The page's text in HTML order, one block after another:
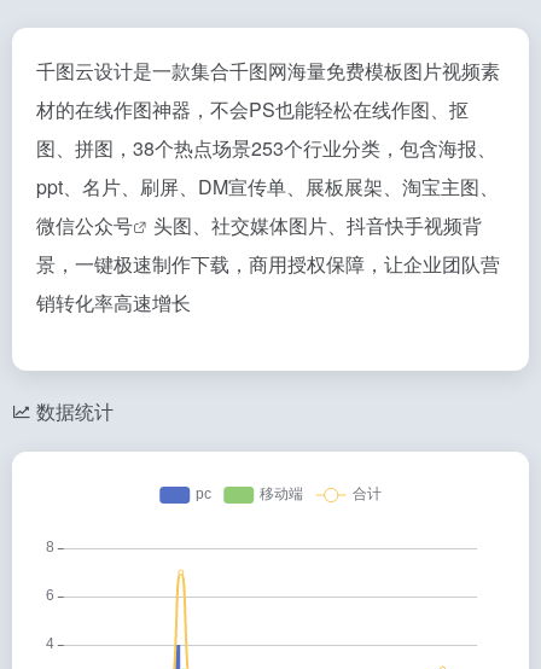
千图云设计是一款集合千图网海量免费模板图片视频素
材的在线作图神器，不会PS也能轻松在线作图、抠
图、拼图，38个热点场景253个行业分类，包含海报、
ppt、名片、刷屏、DM宣传单、展板展架、淘宝主图、
微信公众号
头图、社交媒体图片、抖音快手视频背
景，一键极速制作下载，商用授权保障，让企业团队营
销转化率高速增长
数据统计